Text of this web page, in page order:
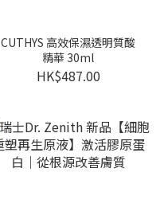
CUTHYS 高效保濕透明質酸
精華 30ml
HK$487.00